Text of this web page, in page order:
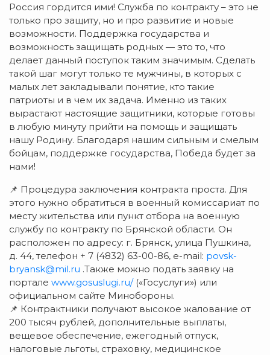
Россия гордится ими! Служба по контракту – это не
только про защиту, но и про развитие и новые
возможности. Поддержка государства и
возможность защищать родных — это то, что
делает данный поступок таким значимым. Сделать
такой шаг могут только те мужчины, в которых с
малых лет закладывали понятие, кто такие
патриоты и в чем их задача. Именно из таких
вырастают настоящие защитники, которые готовы
в любую минуту прийти на помощь и защищать
нашу Родину. Благодаря нашим сильным и смелым
бойцам, поддержке государства, Победа будет за
нами!
📌 Процедура заключения контракта проста. Для
этого нужно обратиться в военный комиссариат по
месту жительства или пункт отбора на военную
службу по контракту по Брянской области. Он
расположен по адресу: г. Брянск, улица Пушкина,
д. 44, телефон + 7 (4832) 63-00-86, e-mail: povsk-
bryansk@mil.ru .Также можно подать заявку на
портале www.gosuslugi.ru/(«Госуслуги») или
официальном сайте Минобороны.
📌 Контрактники получают высокое жалование от
200 тысяч рублей, дополнительные выплаты,
вещевое обеспечение, ежегодный отпуск,
налоговые льготы, страховку, медицинское